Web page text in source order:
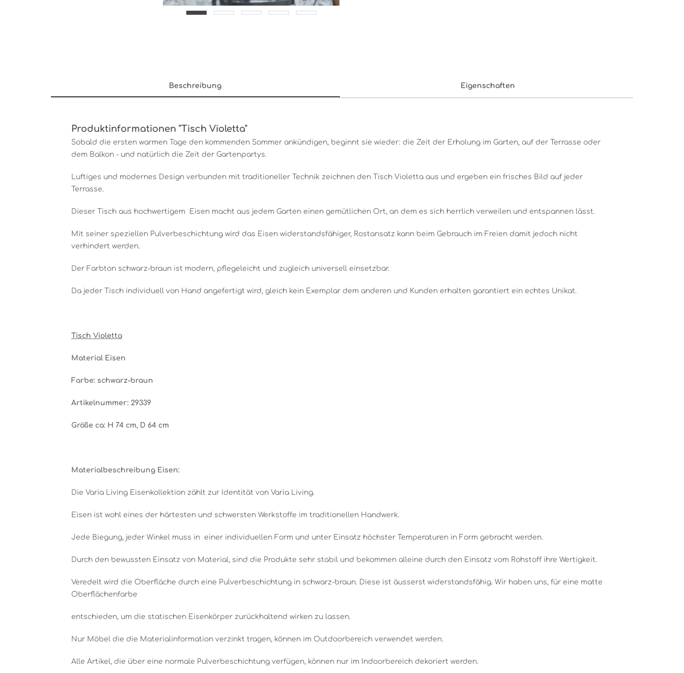
Beschreibung Eigenschaften
Produktinformationen "Tisch Violetta"
Sobald die ersten warmen Tage den kommenden Sommer ankündigen, beginnt sie wieder: die Zeit der Erholung im Garten, auf der Terrasse oder
dem Balkon - und natürlich die Zeit der Gartenpartys.
Luftiges und modernes Design verbunden mit traditioneller Technik zeichnen den Tisch Violetta aus und ergeben ein frisches Bild auf jeder
Terrasse.
Dieser Tisch aus hochwertigem Eisen macht aus jedem Garten einen gemütlichen Ort, an dem es sich herrlich verweilen und entspannen lässt.
Mit seiner speziellen Pulverbeschichtung wird das Eisen widerstandsfähiger, Rostansatz kann beim Gebrauch im Freien damit jedoch nicht
verhindert werden.
Der Farbton schwarz-braun ist modern, pflegeleicht und zugleich universell einsetzbar.
Da jeder Tisch individuell von Hand angefertigt wird, gleich kein Exemplar dem anderen und Kunden erhalten garantiert ein echtes Unikat.
Tisch Violetta
Material Eisen
Farbe: schwarz-braun
Artikelnummer: 29339
Größe ca: H 74 cm, D 64 cm
Materialbeschreibung Eisen:
Die Varia Living Eisenkollektion zählt zur Identität von Varia Living.
Eisen ist wohl eines der härtesten und schwersten Werkstoffe im traditionellen Handwerk.
Jede Biegung, jeder Winkel muss in einer individuellen Form und unter Einsatz höchster Temperaturen in Form gebracht werden.
Durch den bewussten Einsatz von Material, sind die Produkte sehr stabil und bekommen alleine durch den Einsatz vom Rohstoff ihre Wertigkeit.
Veredelt wird die Oberfläche durch eine Pulverbeschichtung in schwarz-braun. Diese ist äusserst widerstandsfähig. Wir haben uns, für eine matte
Oberflächenfarbe
entschieden, um die statischen Eisenkörper zurückhaltend wirken zu lassen.
Nur Möbel die die Materialinformation verzinkt tragen, können im Outdoorbereich verwendet werden.
Alle Artikel, die über eine normale Pulverbeschichtung verfügen, können nur im Indoorbereich dekoriert werden.